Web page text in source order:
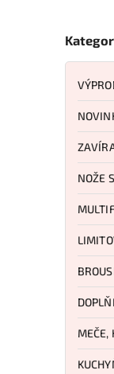
NOŽE
MEČE,